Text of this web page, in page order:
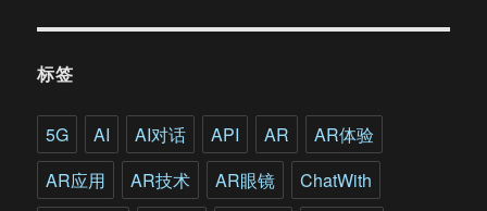
亮
相
CES
标签
5G AI AI对话 API AR
AR体验
AR应用
AR技术 AR眼镜
ChatWith